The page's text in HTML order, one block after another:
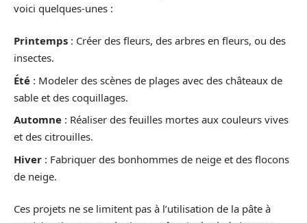
voici quelques-unes :
Printemps : Créer des fleurs, des arbres en fleurs, ou des
insectes.
Été : Modeler des scènes de plages avec des châteaux de
sable et des coquillages.
Automne : Réaliser des feuilles mortes aux couleurs vives
et des citrouilles.
Hiver : Fabriquer des bonhommes de neige et des flocons
de neige.
Ces projets ne se limitent pas à l’utilisation de la pâte à